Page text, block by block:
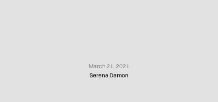
March 21, 2021
Serena Damon